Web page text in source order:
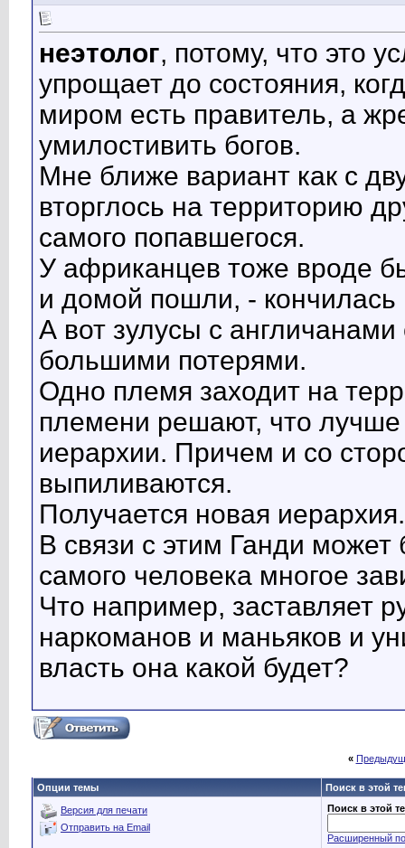
неэтолог, потому, что это
упрощает до состояния,
миром есть правитель, а
умилостивить богов.
Мне ближе вариант как с
вторглось на территорию
самого попавшегося.
У африканцев тоже вроде
и домой пошли, - кончилась
А вот зулусы с
большими потерями.
Одно племя заходит на
племени решают, что
иерархии. Причем и со
выпиливаются.
Получается новая иерархия.
В связи с этим Ганди
самого человека многое
Что например, заставляет
наркоманов и маньяков и
власть она какой будет?
«
Опции темы Поиск в этой
Версия для печати
Отправить на Email
Поиск в этой
Расширенный